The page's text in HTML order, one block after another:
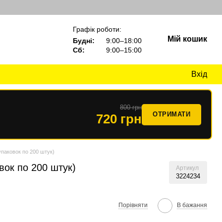
Графік роботи:
Будні:
9:00–18:00
Сб:
9:00–15:00
Мій кошик
Вхід
800 грн
720 грн ОТРИМАТИ
по 200 штук)
по 200 штук) Артикул
3224234
Порівняти В бажання